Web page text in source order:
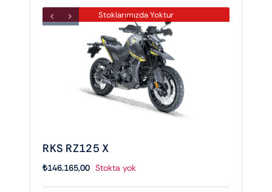
Stoklarımızda Yoktur
RKS RZ125 X
₺146.165,00 Stokta yok